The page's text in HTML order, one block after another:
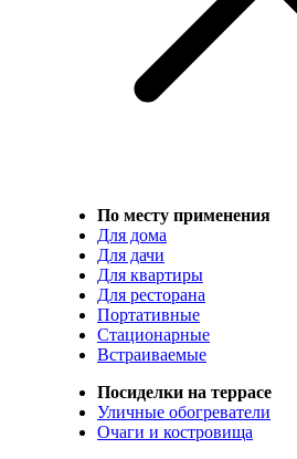
По месту применения
Для дома
Для дачи
Для квартиры
Для ресторана
Портативные
Стационарные
Встраиваемые
Посиделки на террасе
Уличные обогреватели
Очаги и костровища